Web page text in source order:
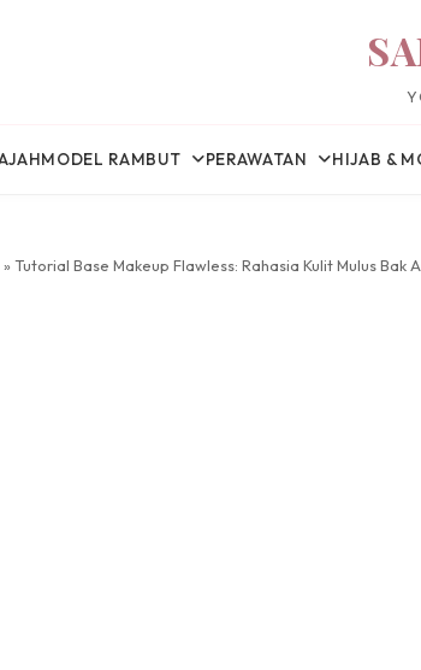
MODEL RAMBUT PERAWATAN HIJAB &
» Tutorial Base Makeup Flawless: Rahasia Kulit Mulus Bak